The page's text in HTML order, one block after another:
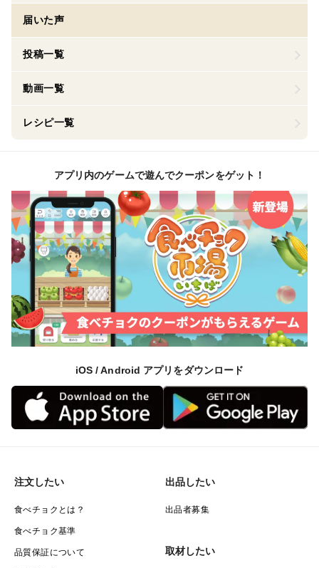
届いた声
投稿一覧
動画一覧
レシピ一覧
アプリ内のゲームで遊んでクーポンをゲット！
iOS / Android アプリをダウンロード
注文したい
食べチョクとは？
食べチョク基準
品質保証について
出品したい
出品者募集
取材したい